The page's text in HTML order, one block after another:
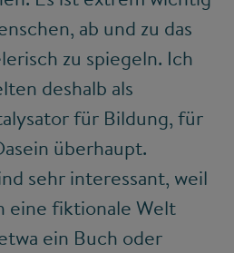
ab und zu das
zu spiegeln. Ich
deshalb als
für Bildung, für
überhaupt.
sehr interessant, weil
eine fiktionale Welt
ein Buch oder